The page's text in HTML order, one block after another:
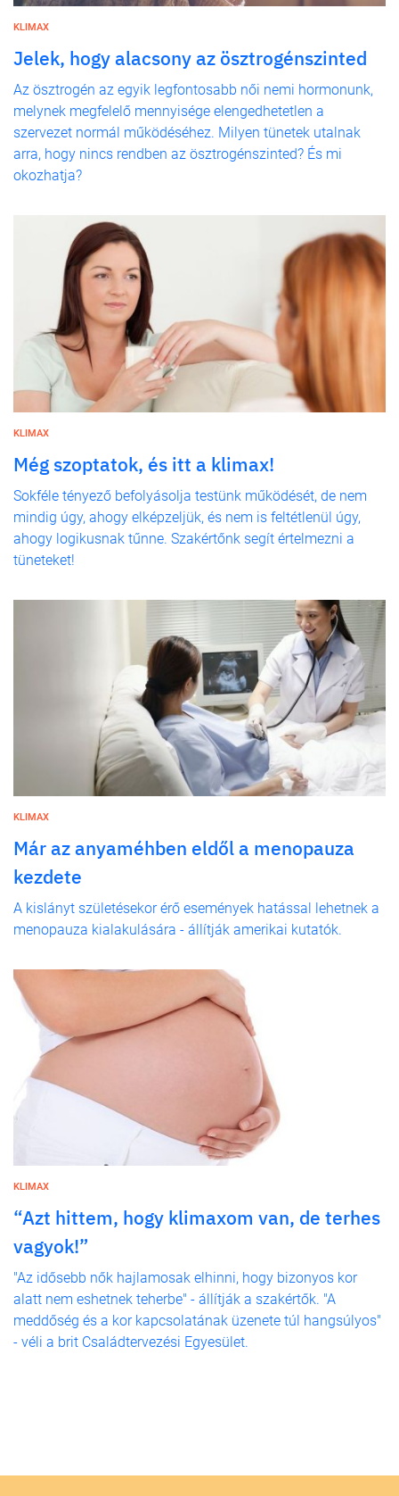
KLIMAX
Jelek, hogy alacsony az ösztrogénszinted
Az ösztrogén az egyik legfontosabb női nemi hormonunk,
melynek megfelelő mennyisége elengedhetetlen a
szervezet normál működéséhez. Milyen tünetek utalnak
arra, hogy nincs rendben az ösztrogénszinted? És mi
okozhatja?
KLIMAX
Még szoptatok, és itt a klimax!
Sokféle tényező befolyásolja testünk működését, de nem
mindig úgy, ahogy elképzeljük, és nem is feltétlenül úgy,
ahogy logikusnak tűnne. Szakértőnk segít értelmezni a
tüneteket!
KLIMAX
Már az anyaméhben eldől a menopauza
kezdete
A kislányt születésekor érő események hatással lehetnek a
menopauza kialakulására - állítják amerikai kutatók.
KLIMAX
“Azt hittem, hogy klimaxom van, de terhes
vagyok!”
"Az idősebb nők hajlamosak elhinni, hogy bizonyos kor
alatt nem eshetnek teherbe" - állítják a szakértők. "A
meddőség és a kor kapcsolatának üzenete túl hangsúlyos"
- véli a brit Családtervezési Egyesület.